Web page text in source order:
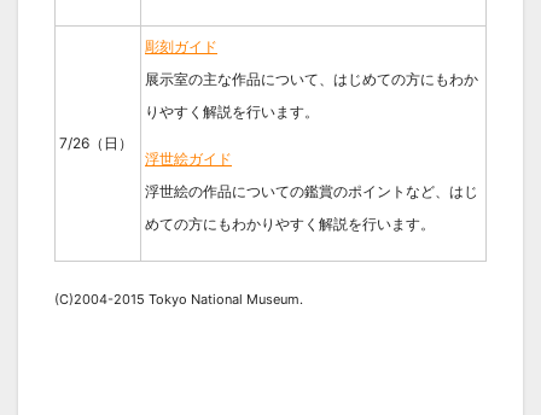
7/26（日）
彫刻ガイド
展示室の主な作品について、はじめての方にもわか
りやすく解説を行います。
浮世絵ガイド
浮世絵の作品についての鑑賞のポイントなど、はじ
めての方にもわかりやすく解説を行います。
(C)2004-2015 Tokyo National Museum.